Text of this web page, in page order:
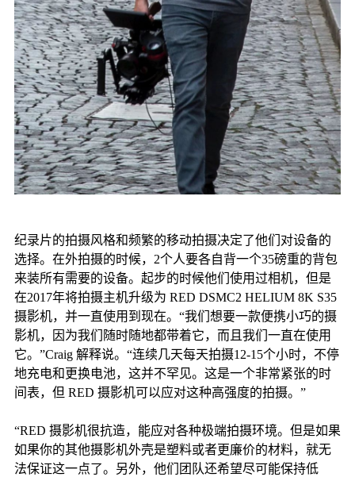
纪录片的拍摄风格和频繁的移动拍摄决定了他们对设备的
选择。在外拍摄的时候，2个人要各自背一个35磅重的背包
来装所有需要的设备。起步的时候他们使用过相机，但是
在2017年将拍摄主机升级为 RED DSMC2 HELIUM 8K S35
摄影机，并一直使用到现在。“我们想要一款便携小巧的摄
影机，因为我们随时随地都带着它，而且我们一直在使用
它。”Craig 解释说。“连续几天每天拍摄12-15个小时，不停
地充电和更换电池，这并不罕见。这是一个非常紧张的时
间表，但 RED 摄影机可以应对这种高强度的拍摄。”
“RED 摄影机很抗造，能应对各种极端拍摄环境。但是如果
如果你的其他摄影机外壳是塑料或者更廉价的材料，就无
法保证这一点了。另外，他们团队还希望尽可能保持低